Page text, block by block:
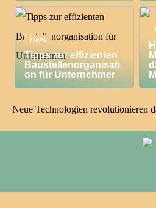
TIPPS
Tipps zur effizienten
Baustellenorganisati
on für Unternehmer
Neue Technologien revolutionieren